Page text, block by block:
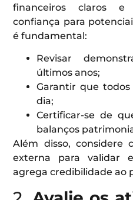
financeiros claros e
confiança para
é fundamental:
Revisar
últimos anos;
Garantir que
dia;
Certificar-se de
balanços
Além disso, considere
externa para validar
agrega credibilidade ao